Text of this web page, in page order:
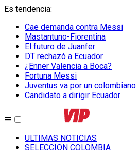
Es tendencia:
Cae demanda contra Messi
Mastantuno-Fiorentina
El futuro de Juanfer
DT rechazó a Ecuador
¿Enner Valencia a Boca?
Fortuna Messi
Juventus va por un colombiano
Candidato a dirigir Ecuador
ULTIMAS NOTICIAS
SELECCION COLOMBIA